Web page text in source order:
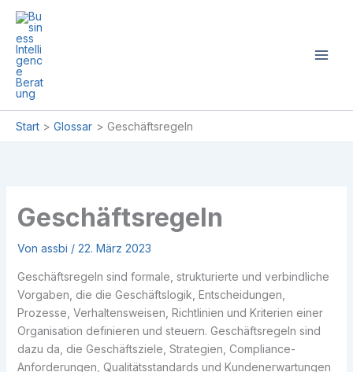
Zum
Inhalt
springen
Start Glossar Geschäftsregeln
Geschäftsregeln
Von assbi / 22. März 2023
Geschäftsregeln sind formale, strukturierte und verbindliche
Vorgaben, die die Geschäftslogik, Entscheidungen,
Prozesse, Verhaltensweisen, Richtlinien und Kriterien einer
Organisation definieren und steuern. Geschäftsregeln sind
dazu da, die Geschäftsziele, Strategien, Compliance-
Anforderungen, Qualitätsstandards und Kundenerwartungen